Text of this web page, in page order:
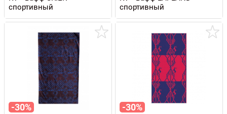
спортивный
спортивный
-30% -30%